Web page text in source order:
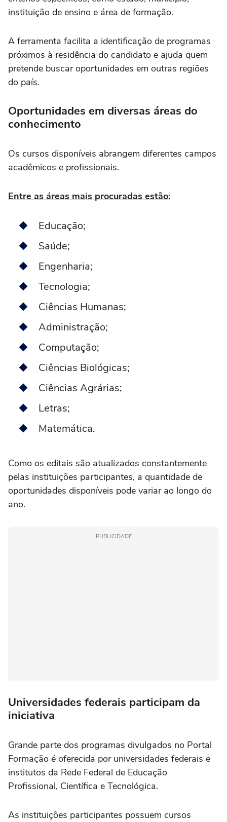
instituição de ensino e área de formação.
A ferramenta facilita a identificação de programas
próximos à residência do candidato e ajuda quem
pretende buscar oportunidades em outras regiões
do país.
Oportunidades em diversas áreas do
conhecimento
Os cursos disponíveis abrangem diferentes campos
acadêmicos e profissionais.
Entre as áreas mais procuradas estão:
Educação;
Saúde;
Engenharia;
Tecnologia;
Ciências Humanas;
Administração;
Computação;
Ciências Biológicas;
Ciências Agrárias;
Letras;
Matemática.
Como os editais são atualizados constantemente
pelas instituições participantes, a quantidade de
oportunidades disponíveis pode variar ao longo do
ano.
PUBLICIDADE
Universidades federais participam da
iniciativa
Grande parte dos programas divulgados no Portal
Formação é oferecida por universidades federais e
institutos da Rede Federal de Educação
Profissional, Científica e Tecnológica.
As instituições participantes possuem cursos